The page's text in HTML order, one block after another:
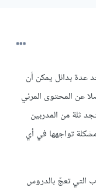
عدة بدائل يمكن أن
عن المحتوى المرئي
ثلة من المدربين
تواجهها في أي
تعجّ بالدروس